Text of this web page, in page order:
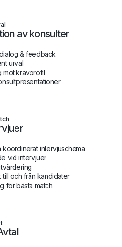
av konsulter
& feedback
urval
mot kravprofil
koordinerat intervjuschema
vid intervjuer
till och från kandidater
för bästa match